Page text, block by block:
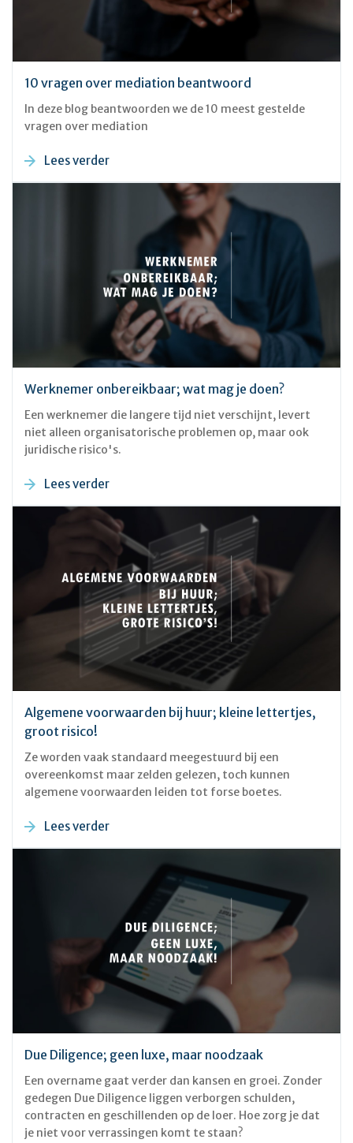
10 vragen over mediation beantwoord
In deze blog beantwoorden we de 10 meest gestelde
vragen over mediation
Lees verder
Werknemer onbereikbaar; wat mag je doen?
Een werknemer die langere tijd niet verschijnt, levert
niet alleen organisatorische problemen op, maar ook
juridische risico's.
Lees verder
Algemene voorwaarden bij huur; kleine lettertjes,
groot risico!
Ze worden vaak standaard meegestuurd bij een
overeenkomst maar zelden gelezen, toch kunnen
algemene voorwaarden leiden tot forse boetes.
Lees verder
Due Diligence; geen luxe, maar noodzaak
Een overname gaat verder dan kansen en groei. Zonder
gedegen Due Diligence liggen verborgen schulden,
contracten en geschillenden op de loer. Hoe zorg je dat
je niet voor verrassingen komt te staan?